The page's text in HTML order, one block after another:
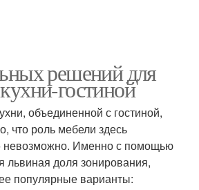
решений для
гостиной
объединенной с гостиной,
что роль мебели здесь
невозможно. Именно с помощью
львиная доля зонирования,
популярные варианты: